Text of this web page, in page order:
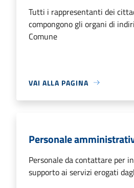
Tutti i rappresentanti dei
compongono gli organi di
Comune
VAI ALLA PAGINA
Personale
Personale da contattare per
supporto ai servizi erogati